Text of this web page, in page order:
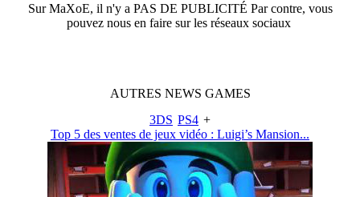
SurMaXoE, il n'y a PAS DE PUBLICITÉ Par contre, vous
pouvez nous en faire sur les réseaux sociaux
AUTRES NEWS GAMES
3DS PS4 +
Top 5 des ventes de jeux vidéo : Luigi’s Mansion...